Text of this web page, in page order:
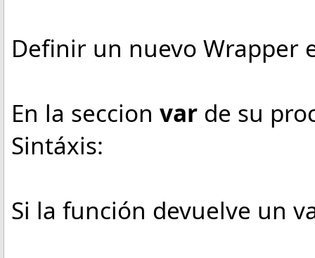
Definir un nuevo Wrapper
En la seccion var de su
Sintáxis:
Si la función devuelve un